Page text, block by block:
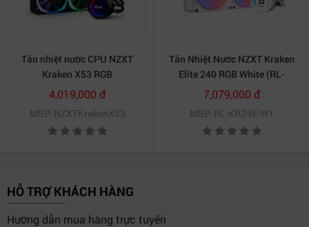
Thành phố Hồ Chí Minh
Tản nhiệt nước CPU NZXT
Kraken X53 RGB
4,019,000 đ
MSP: NZXTKrakenX53
Tản Nhiệt Nước NZXT Kraken
Elite 240 RGB White (RL-
KR24E-W1)
7,079,000 đ
MSP: RL-KR24E-W1
HỖ TRỢ KHÁCH HÀNG
Hướng dẫn mua hàng trực tuyến